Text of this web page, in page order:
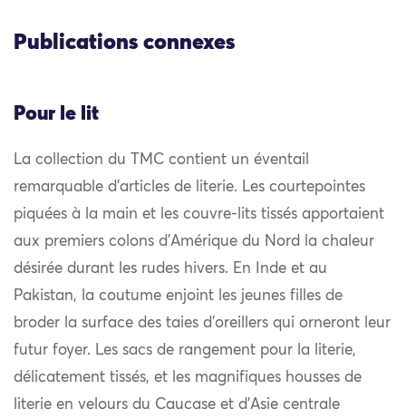
Publications connexes
Pour le lit
La collection du TMC contient un éventail
remarquable d’articles de literie. Les courtepointes
piquées à la main et les couvre-lits tissés apportaient
aux premiers colons d’Amérique du Nord la chaleur
désirée durant les rudes hivers. En Inde et au
Pakistan, la coutume enjoint les jeunes filles de
broder la surface des taies d’oreillers qui orneront leur
futur foyer. Les sacs de rangement pour la literie,
délicatement tissés, et les magnifiques housses de
literie en velours du Caucase et d’Asie centrale